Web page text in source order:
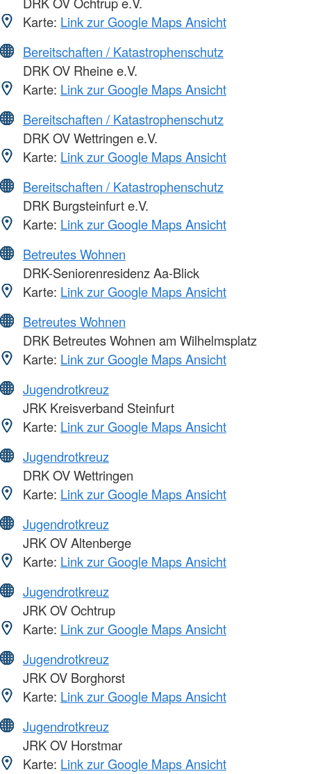
Karte: Link zur Google Maps Ansicht
Bereitschaften / Katastrophenschutz
DRK OV Rheine e.V.
Karte: Link zur Google Maps Ansicht
Bereitschaften / Katastrophenschutz
DRK OV Wettringen e.V.
Karte: Link zur Google Maps Ansicht
Bereitschaften / Katastrophenschutz
DRK Burgsteinfurt e.V.
Karte: Link zur Google Maps Ansicht
Betreutes Wohnen
DRK-Seniorenresidenz Aa-Blick
Karte: Link zur Google Maps Ansicht
Betreutes Wohnen
DRK Betreutes Wohnen am Wilhelmsplatz
Karte: Link zur Google Maps Ansicht
Jugendrotkreuz
JRK Kreisverband Steinfurt
Karte: Link zur Google Maps Ansicht
Jugendrotkreuz
DRK OV Wettringen
Karte: Link zur Google Maps Ansicht
Jugendrotkreuz
JRK OV Altenberge
Karte: Link zur Google Maps Ansicht
Jugendrotkreuz
JRK OV Ochtrup
Karte: Link zur Google Maps Ansicht
Jugendrotkreuz
JRK OV Borghorst
Karte: Link zur Google Maps Ansicht
Jugendrotkreuz
JRK OV Horstmar
Karte: Link zur Google Maps Ansicht